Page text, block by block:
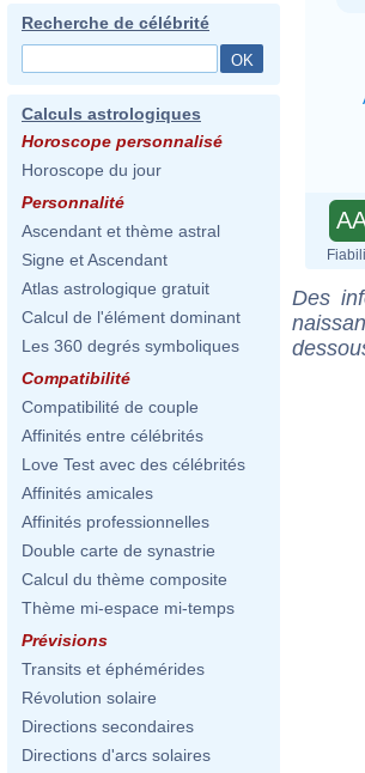
Recherche de célébrité
Calculs astrologiques
Horoscope personnalisé
Horoscope du jour
Personnalité
Ascendant et thème astral
Signe et Ascendant
Atlas astrologique gratuit
Calcul de l'élément dominant
Les 360 degrés symboliques
Compatibilité
Compatibilité de couple
Affinités entre célébrités
Love Test avec des célébrités
Affinités amicales
Affinités professionnelles
Double carte de synastrie
Calcul du thème composite
Thème mi-espace mi-temps
Prévisions
Transits et éphémérides
Révolution solaire
Directions secondaires
Directions d'arcs solaires
Des